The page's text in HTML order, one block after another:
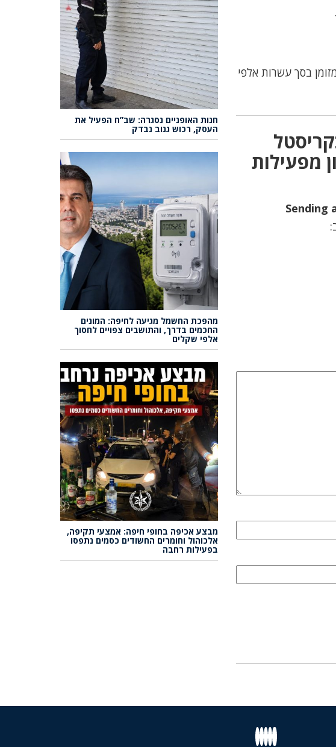
בסך עשרות אלפי
מפעילות
🔊
חנות האופניים נסגרה: שב”ח הפעיל את
העסק, רכוש גנוב נבדק
מהפכת החשמל מגיעה לחיפה: המונים
החכמים בדרך, והתושבים צפויים לחסוך
אלפי שקלים
מבצע אכיפה בחופי חיפה: אמצעי תקיפה,
אלכוהול וחומרים החשודים כסמים נתפסו
בפעילות רחבה